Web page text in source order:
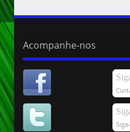
Acompanhe-nos